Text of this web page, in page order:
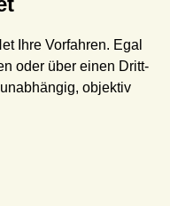
Ihre Vorfahren. Egal
oder über einen Dritt-
objektiv